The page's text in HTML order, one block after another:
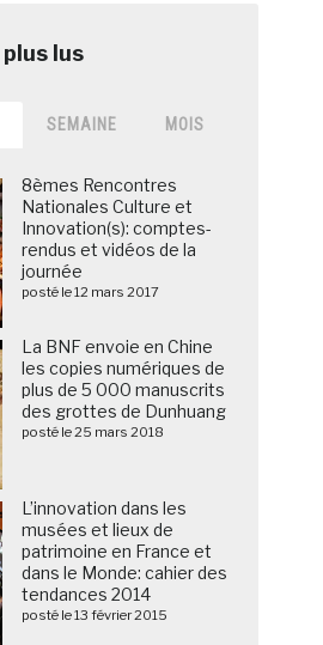
9,87% +1 place
3,02%-2 places
4,19%+1 place
0,32%-1 place
3,39%
29,02% +2 places
9,80%-1 place
6,23%-1 place
SEMAINE MOIS
8èmes Rencontres
Nationales Culture et
Innovation(s): comptes-
rendus et vidéos de la
journée
posté le 12 mars 2017
La BNF envoie en Chine
les copies numériques de
plus de 5 000 manuscrits
des grottes de Dunhuang
posté le 25 mars 2018
L’innovation dans les
musées et lieux de
patrimoine en France et
dans le Monde: cahier des
tendances 2014
posté le 13 février 2015